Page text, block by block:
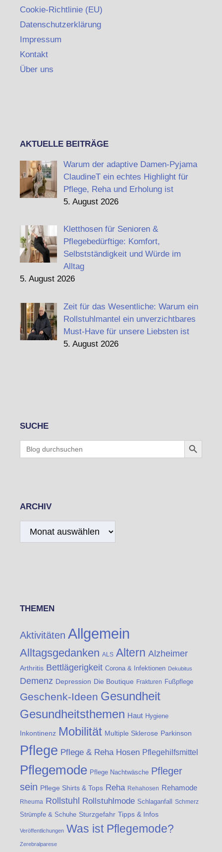
Cookie-Richtlinie (EU)
Datenschutzerklärung
Impressum
Kontakt
Über uns
AKTUELLE BEITRÄGE
Warum der adaptive Damen-Pyjama
ClaudineT ein echtes Highlight für
Pflege, Reha und Erholung ist
5. August 2026
Kletthosen für Senioren &
Pflegebedürftige: Komfort,
Selbstständigkeit und Würde im
Alltag
5. August 2026
Zeit für das Wesentliche: Warum ein
Rollstuhlmantel ein unverzichtbares
Must-Have für unsere Liebsten ist
5. August 2026
SUCHE
for:
Search Button
ARCHIV
Archiv
THEMEN
Aktivitäten Allgemein
Alltagsgedanken ALS Altern Alzheimer
Arthritis Bettlägerigkeit Corona & Infektionen Dekubitus
Demenz Depression Die Boutique Frakturen Fußpflege
Geschenk-Ideen Gesundheit
Gesundheitsthemen Haut Hygiene
Inkontinenz Mobilität Multiple Sklerose Parkinson
Pflege Pflege & Reha Hosen Pflegehilfsmittel
Pflegemode Pflege Nachtwäsche Pfleger
sein Pflege Shirts & Tops Reha Rehahosen Rehamode
Rheuma Rollstuhl Rollstuhlmode Schlaganfall Schmerz
Strümpfe & Schuhe Sturzgefahr Tipps & Infos
Veröffentlichungen Was ist Pflegemode?
Zerebralparese